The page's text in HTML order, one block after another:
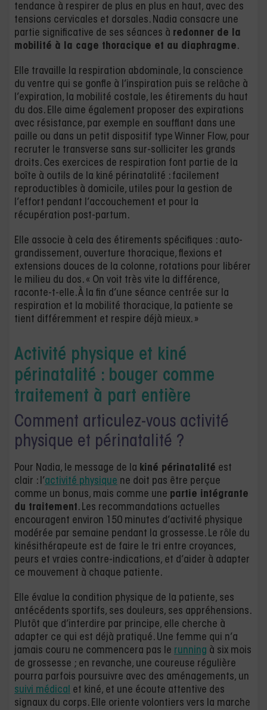
tendance à respirer de plus en plus en haut, avec des
tensions cervicales et dorsales. Nadia consacre une
partie significative de ses séances à redonner de la
mobilité à la cage thoracique et au diaphragme.
Elle travaille la respiration abdominale, la conscience
du ventre qui se gonfle à l’inspiration puis se relâche à
l’expiration, la mobilité costale, les étirements du haut
du dos. Elle aime également proposer des expirations
avec résistance, par exemple en soufflant dans une
paille ou dans un petit dispositif type Winner Flow, pour
recruter le transverse sans sur-solliciter les grands
droits. Ces exercices de respiration font partie de la
boîte à outils de la kiné périnatalité : facilement
reproductibles à domicile, utiles pour la gestion de
l’effort pendant l’accouchement et pour la
récupération post-partum.
Elle associe à cela des étirements spécifiques : auto-
grandissement, ouverture thoracique, flexions et
extensions douces de la colonne, rotations pour libérer
le milieu du dos. « On voit très vite la différence,
raconte-t-elle. À la fin d’une séance centrée sur la
respiration et la mobilité thoracique, la patiente se
tient différemment et respire déjà mieux. »
Activité physique et kiné
périnatalité : bouger comme
traitement à part entière
Comment articulez-vous activité
physique et périnatalité ?
Pour Nadia, le message de la kiné périnatalité est
clair : l’activité physique ne doit pas être perçue
comme un bonus, mais comme une partie intégrante
du traitement. Les recommandations actuelles
encouragent environ 150 minutes d’activité physique
modérée par semaine pendant la grossesse. Le rôle du
kinésithérapeute est de faire le tri entre croyances,
peurs et vraies contre-indications, et d’aider à adapter
ce mouvement à chaque patiente.
Elle évalue la condition physique de la patiente, ses
antécédents sportifs, ses douleurs, ses appréhensions.
Plutôt que d’interdire par principe, elle cherche à
adapter ce qui est déjà pratiqué. Une femme qui n’a
jamais couru ne commencera pas le running à six mois
de grossesse ; en revanche, une coureuse régulière
pourra parfois poursuivre avec des aménagements, un
suivi médical et kiné, et une écoute attentive des
signaux du corps. Elle oriente volontiers vers la marche